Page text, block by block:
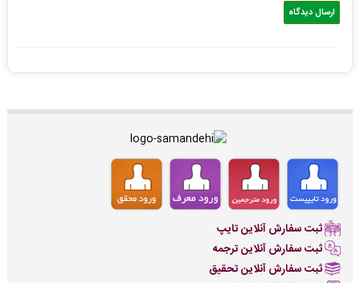
ثبت سفارش آنلاین تایپ
ثبت سفارش آنلاین ترجمه
ثبت سفارش آنلاین تحقیق